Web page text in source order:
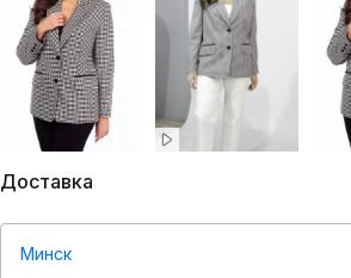
Доставка
Минск